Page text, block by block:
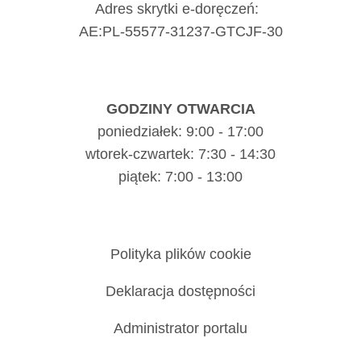
Adres skrytki e-doręczeń:
AE:PL-55577-31237-GTCJF-30
GODZINY OTWARCIA
poniedziałek: 9:00 - 17:00
wtorek-czwartek: 7:30 - 14:30
piątek: 7:00 - 13:00
Polityka plików cookie
Deklaracja dostępności
Administrator portalu